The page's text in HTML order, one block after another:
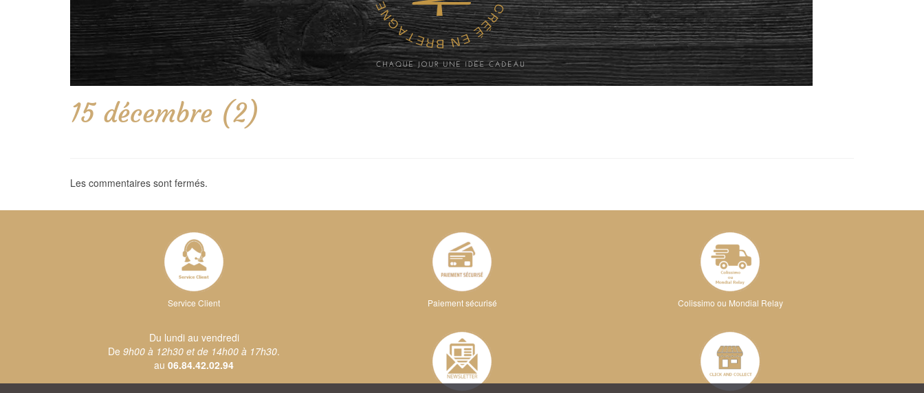
15 décembre (2)
Les commentaires sont fermés.
Service Client
Du lundi au vendredi
De 9h00 à 12h30 et de 14h00 à 17h30.
au 06.84.42.02.94
Paiement sécurisé Colissimo ou Mondial Relay